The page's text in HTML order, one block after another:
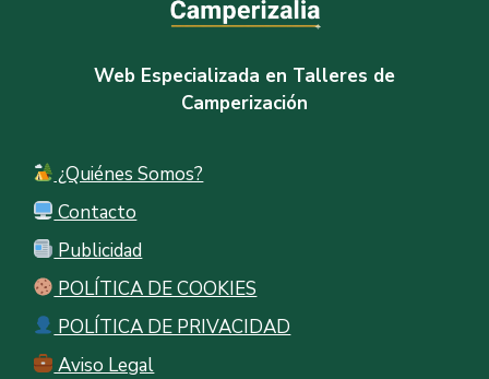
Web Especializada en Talleres de
Camperización
¿Quiénes Somos?
Contacto
Publicidad
POLÍTICA DE COOKIES
POLÍTICA DE PRIVACIDAD
Aviso Legal